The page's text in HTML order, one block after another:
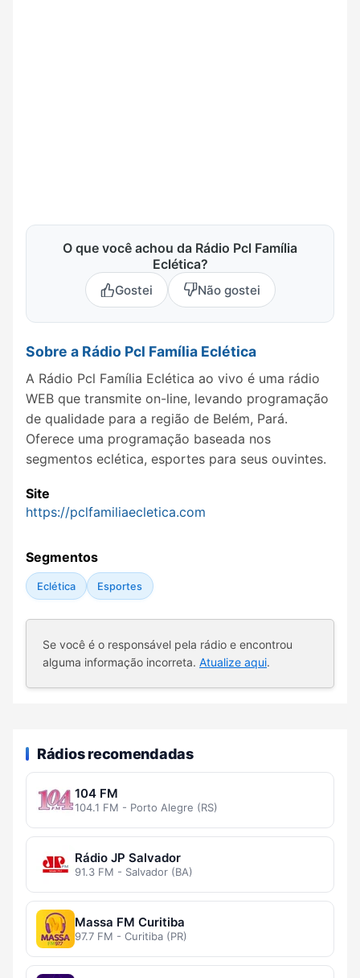
O que você achou da Rádio Pcl Família
Eclética?
Gostei Não gostei
Sobre a Rádio Pcl Família Eclética
A Rádio Pcl Família Eclética ao vivo é uma rádio
WEB que transmite on-line, levando programação
de qualidade para a região de Belém, Pará.
Oferece uma programação baseada nos
segmentos eclética, esportes para seus ouvintes.
Site
https://pclfamiliaecletica.com
Segmentos
Eclética Esportes
Se você é o responsável pela rádio e encontrou
alguma informação incorreta. Atualize aqui.
Rádios recomendadas
104 FM
104.1 FM - Porto Alegre (RS)
Rádio JP Salvador
91.3 FM - Salvador (BA)
Massa FM Curitiba
97.7 FM - Curitiba (PR)